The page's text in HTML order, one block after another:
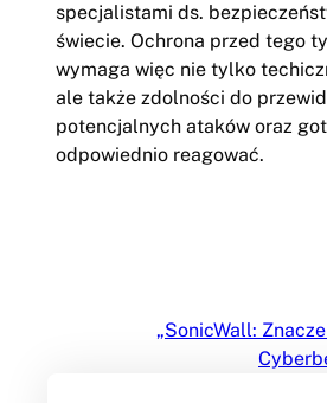
specjalistami ds.
świecie. Ochrona przed tego
wymaga więc nie tylko
ale także zdolności do
potencjalnych ataków oraz
odpowiednio reagować.
„SonicWall: